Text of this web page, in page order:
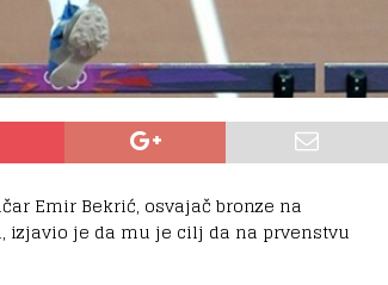
Emir Bekrić, osvajač bronze na
izjavio je da mu je cilj da na prvenstvu